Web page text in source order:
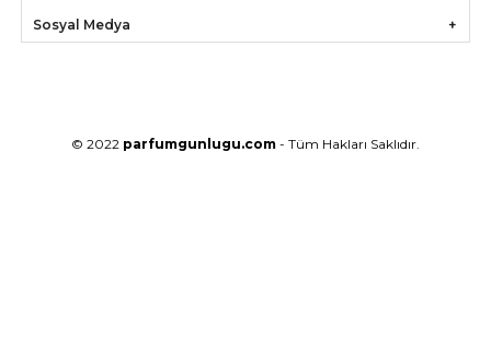
Sosyal Medya
© 2022 parfumgunlugu.com - Tüm Hakları Saklıdır.